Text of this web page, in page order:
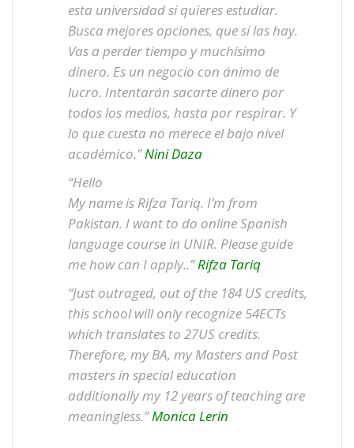
esta universidad si quieres estudiar.
Busca mejores opciones, que si las hay.
Vas a perder tiempo y muchísimo
dinero. Es un negocio con ánimo de
lucro. Intentarán sacarte dinero por
todos los medios, hasta por respirar. Y
lo que cuesta no merece el bajo nivel
académico.”Nini Daza
“Hello
My name is Rifza Tariq. I’m from
Pakistan. I want to do online Spanish
language course in UNIR. Please guide
me how can I apply..”Rifza Tariq
“Just outraged, out of the 184 US credits,
this school will only recognize 54ECTs
which translates to 27US credits.
Therefore, my BA, my Masters and Post
masters in special education
additionally my 12 years of teaching are
meaningless.”Monica Lerin